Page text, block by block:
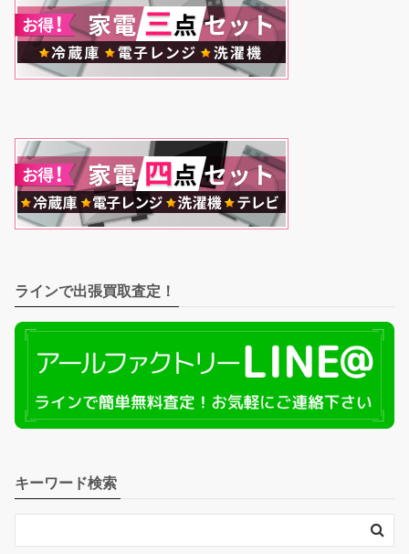
ラインで出張買取査定！
キーワード検索